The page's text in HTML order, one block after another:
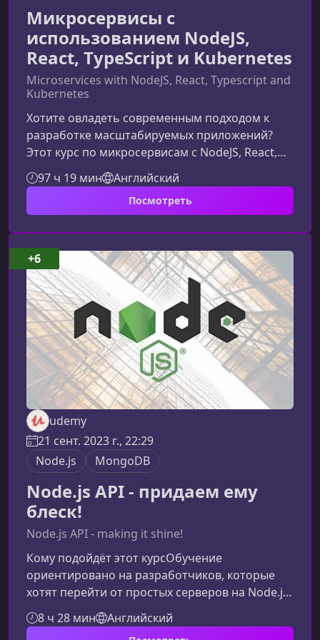
Микросервисы с
использованием NodeJS,
React, TypeScript и Kubernetes
Microservices with NodeJS, React, Typescript and
Kubernetes
Хотите овладеть современным подходом к
разработке масштабируемых приложений?
Этот курс по микросервисам с NodeJS, React,
TypeScript и Kubernetes поможет вам пройти
путь от понимания архитектуры до создания
полнофункционального высоконагруженного
ориентирован на практическое изучение
событийно-ориентированных микросервисов
с использованием современных инструментов
JavaScript‑экосистемы. Вы будете шаг з
97 ч 19 мин Английский
Посмотреть
udemy
21 сент. 2023 г., 22:29
Node.js
MongoDB
Node.js API - придаем ему
блеск!
Node.js API - making it shine!
Кому подойдёт этот курсОбучение
ориентировано на разработчиков, которые
хотят перейти от простых серверов на Node.js
к профессиональной архитектуре. Материал
подходит как новичкам в бэкенде, так и тем,
8 ч 28 мин Английский
+6